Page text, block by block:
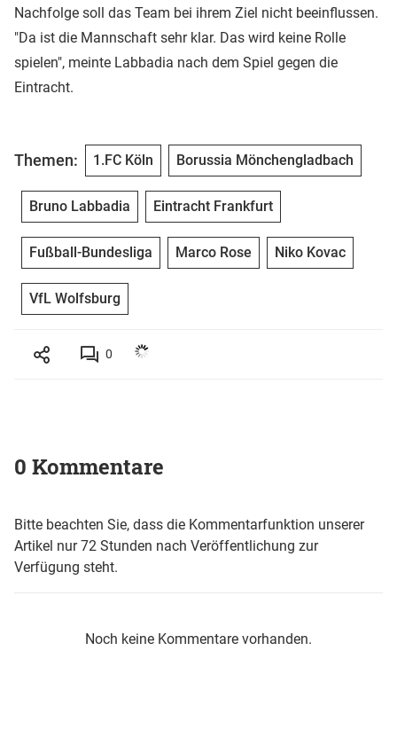
Nachfolge soll das Team bei ihrem Ziel nicht beeinflussen.
"Da ist die Mannschaft sehr klar. Das wird keine Rolle
spielen", meinte Labbadia nach dem Spiel gegen die
Eintracht.
Themen: 1.FC Köln Borussia Mönchengladbach
Bruno Labbadia Eintracht Frankfurt
Fußball-Bundesliga Marco Rose Niko Kovac
VfL Wolfsburg
0
0 Kommentare
Bitte beachten Sie, dass die Kommentarfunktion unserer
Artikel nur 72 Stunden nach Veröffentlichung zur
Verfügung steht.
Noch keine Kommentare vorhanden.